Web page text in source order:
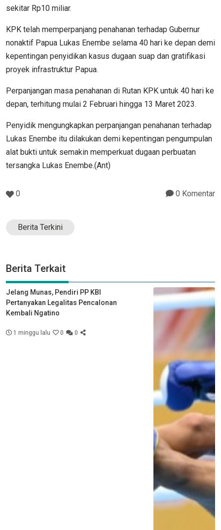
sekitar Rp10 miliar.
KPK telah memperpanjang penahanan terhadap Gubernur
nonaktif Papua Lukas Enembe selama 40 hari ke depan demi
kepentingan penyidikan kasus dugaan suap dan gratifikasi
proyek infrastruktur Papua.
Perpanjangan masa penahanan di Rutan KPK untuk 40 hari ke
depan, terhitung mulai 2 Februari hingga 13 Maret 2023.
Penyidik mengungkapkan perpanjangan penahanan terhadap
Lukas Enembe itu dilakukan demi kepentingan pengumpulan
alat bukti untuk semakin memperkuat dugaan perbuatan
tersangka Lukas Enembe.(Ant)
0 0 Komentar
Berita Terkini
Berita Terkait
Jelang Munas, Pendiri PP KBI
Pertanyakan Legalitas Pencalonan
Kembali Ngatino
1 minggu lalu 0 0